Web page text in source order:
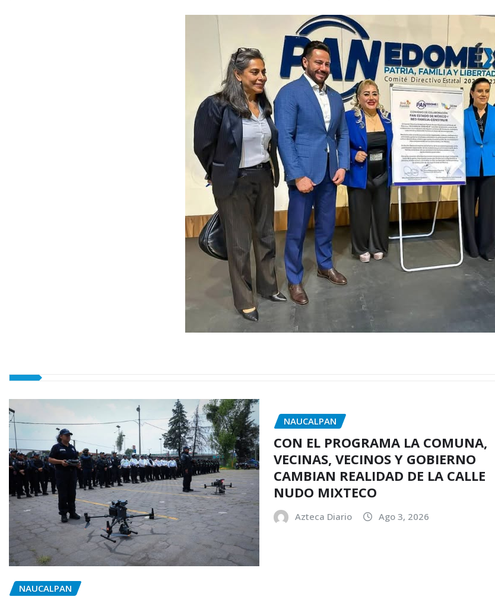
NAUCALPAN
NAUCALPAN
CON EL PROGRAMA LA COMUNA,
VECINAS, VECINOS Y GOBIERNO
CAMBIAN REALIDAD DE LA CALLE
NUDO MIXTECO
Azteca Diario Ago 3, 2026